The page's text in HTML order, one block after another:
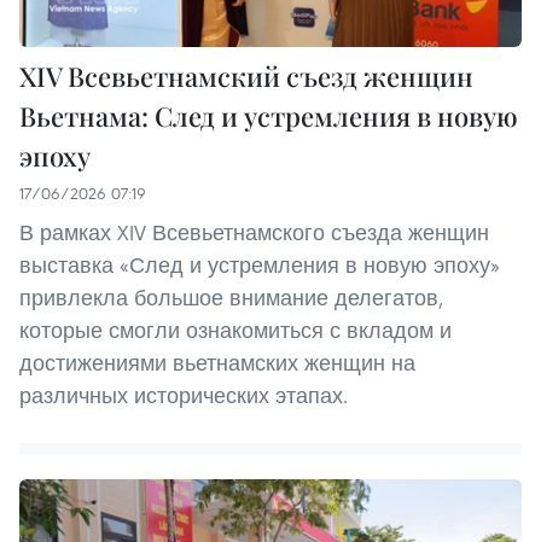
XIV Всевьетнамский съезд женщин
Вьетнама: След и устремления в новую
эпоху
17/06/2026 07:19
В рамках XIV Всевьетнамского съезда женщин
выставка «След и устремления в новую эпоху»
привлекла большое внимание делегатов,
которые смогли ознакомиться с вкладом и
достижениями вьетнамских женщин на
различных исторических этапах.